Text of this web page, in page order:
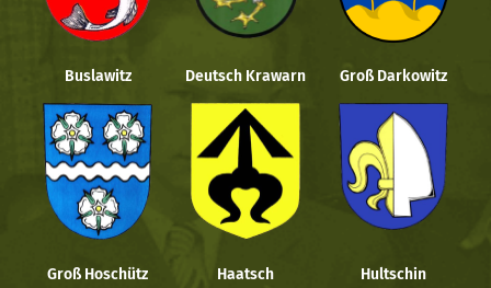
Buslawitz Deutsch Krawarn Groß Darkowitz
Groß Hoschütz Haatsch Hultschin